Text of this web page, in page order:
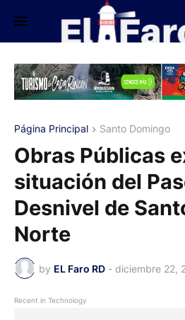
Página Principal Santo Domingo
Obras Públicas
situación del
Desnivel de
Norte
by EL Faro RD - diciembre 22,
Recent in Technology